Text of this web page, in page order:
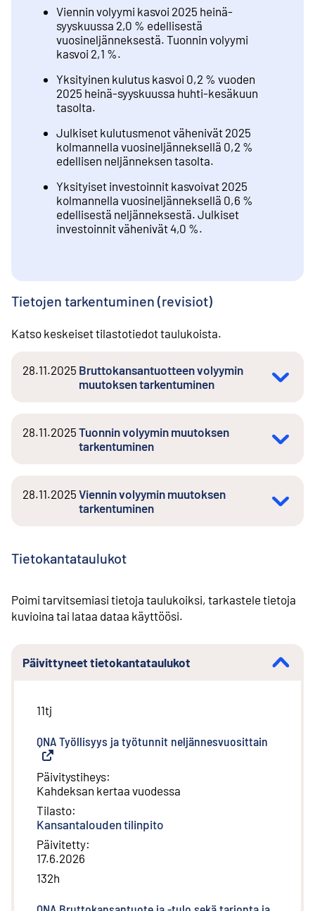
Viennin volyymi kasvoi 2025 heinä-
syyskuussa 2,0 % edellisestä
vuosineljänneksestä. Tuonnin volyymi
kasvoi 2,1 %.
Yksityinen kulutus kasvoi 0,2 % vuoden
2025 heinä-syyskuussa huhti-kesäkuun
tasolta.
Julkiset kulutusmenot vähenivät 2025
kolmannella vuosineljänneksellä 0,2 %
edellisen neljänneksen tasolta.
Yksityiset investoinnit kasvoivat 2025
kolmannella vuosineljänneksellä 0,6 %
edellisestä neljänneksestä. Julkiset
investoinnit vähenivät 4,0 %.
Tietojen tarkentuminen (revisiot)
Katso keskeiset tilastotiedot taulukoista.
28.11.2025 Bruttokansantuotteen volyymin
muutoksen tarkentuminen
28.11.2025 Tuonnin volyymin muutoksen
tarkentuminen
28.11.2025 Viennin volyymin muutoksen
tarkentuminen
Tietokantataulukot
Poimi tarvitsemiasi tietoja taulukoiksi, tarkastele tietoja
kuvioina tai lataa dataa käyttöösi.
Päivittyneet tietokantataulukot
11tj
QNA Työllisyys ja työtunnit neljännesvuosittain
Päivitystiheys:
Kahdeksan kertaa vuodessa
Tilasto:
Kansantalouden tilinpito
Päivitetty:
17.6.2026
132h